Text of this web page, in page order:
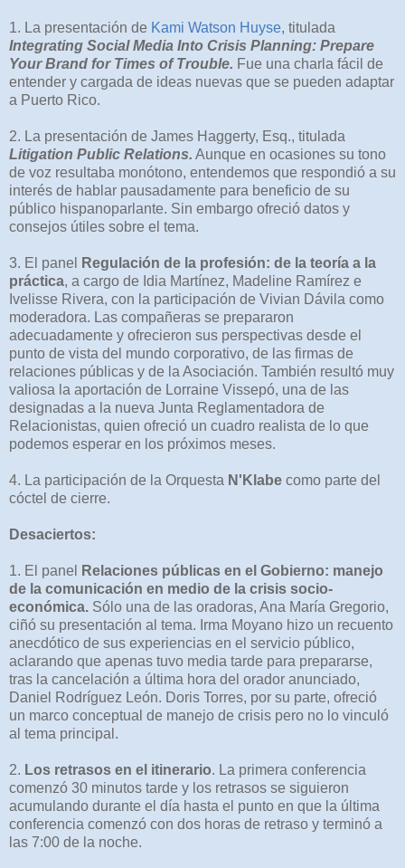
1. La presentación de Kami Watson Huyse, titulada
Integrating Social Media Into Crisis Planning: Prepare
Your Brand for Times of Trouble. Fue una charla fácil de
entender y cargada de ideas nuevas que se pueden adaptar
a Puerto Rico.
2. La presentación de James Haggerty, Esq., titulada
Litigation Public Relations. Aunque en ocasiones su tono
de voz resultaba monótono, entendemos que respondió a su
interés de hablar pausadamente para beneficio de su
público hispanoparlante. Sin embargo ofreció datos y
consejos útiles sobre el tema.
3. El panel
Regulación de la profesión: de la teoría a la
práctica, a cargo de Idia Martínez, Madeline Ramírez e
Ivelisse Rivera, con la participación de Vivian Dávila como
moderadora. Las compañeras se prepararon
adecuadamente y ofrecieron sus perspectivas desde el
punto de vista del mundo corporativo, de las firmas de
relaciones públicas y de la Asociación. También resultó muy
valiosa la aportación de Lorraine Vissepó, una de las
designadas a la nueva Junta Reglamentadora de
Relacionistas, quien ofreció un cuadro realista de lo que
podemos esperar en los próximos meses.
4. La participación de la Orquesta N'Klabe como parte del
cóctel de cierre.
Desaciertos:
1. El panel
Relaciones públicas en el Gobierno: manejo
de la comunicación en medio de la crisis socio-
económica. Sólo una de las oradoras, Ana María Gregorio,
ciñó su presentación al tema. Irma Moyano hizo un recuento
anecdótico de sus experiencias en el servicio público,
aclarando que apenas tuvo media tarde para prepararse,
tras la cancelación a última hora del orador anunciado,
Daniel Rodríguez León. Doris Torres, por su parte, ofreció
un marco conceptual de manejo de crisis pero no lo vinculó
al tema principal.
2. Los retrasos en el itinerario. La primera conferencia
comenzó 30 minutos tarde y los retrasos se siguieron
acumulando durante el día hasta el punto en que la última
conferencia comenzó con dos horas de retraso y terminó a
las 7:00 de la noche.